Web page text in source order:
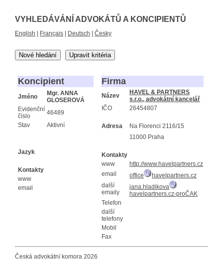
VYHLEDÁVÁNÍ ADVOKÁTŮ A KONCIPIENTŮ
English Français Deutsch Česky
Nové hledání Upravit kritéria
Koncipient
Jméno
Mgr. ANNA
GLOSEROVÁ
Evidenční
číslo
46489
Stav
Aktivní
Jazyk
Kontakty
www
email
Firma
Název
HAVEL & PARTNERS
s.r.o., advokátní kancelář
IČO
26454807
Adresa
Na Florenci 2116/15
11000 Praha
Kontakty
www
http://www.havelpartners.cz
email
office
havelpartners.cz
další
emaily
jana.hladikova
havelpartners.cz-proČAK
Telefon
další
telefony
Mobil
Fax
Česká advokátní komora 2026